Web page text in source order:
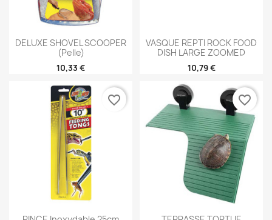
DELUXE SHOVEL SCOOPER
(pelle)
10,33 €
VASQUE REPTI ROCK FOOD
DISH LARGE ZOOMED
10,79 €
favorite_border favorite_border